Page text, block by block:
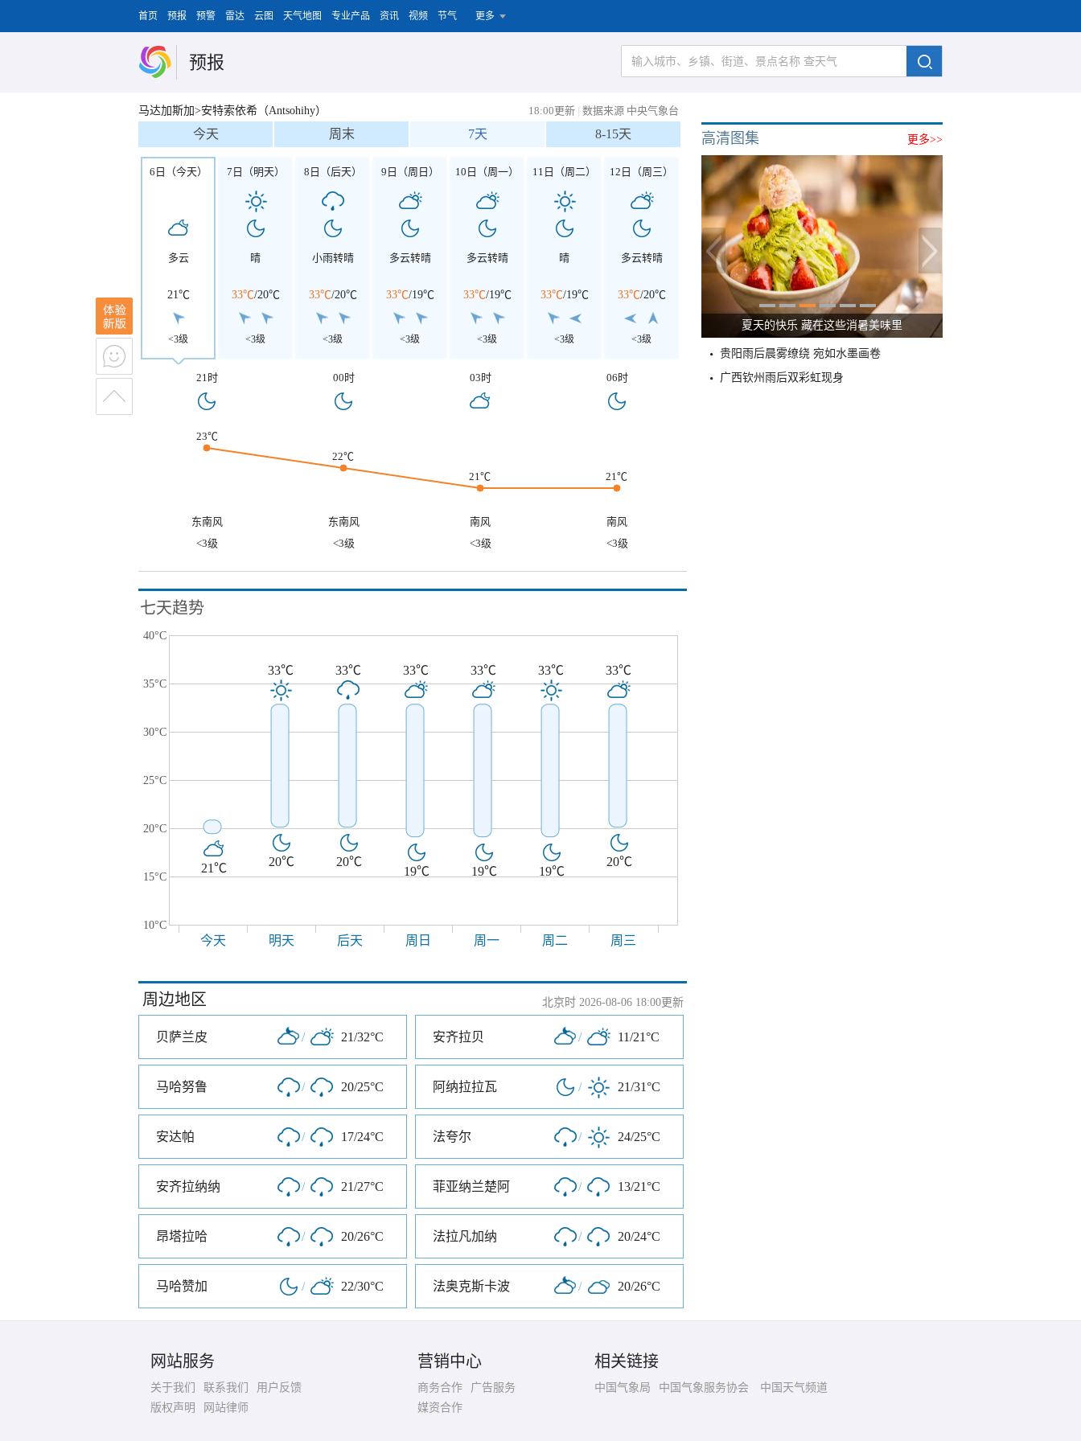
首页 预报 预警 雷达 云图 天气地图 专业产品 资讯 视频 节气 更多
预报
马达加斯加>安特索依希（Antsohihy） 18:00更新 | 数据来源 中央气象台
今天 周末 7天 8-15天
6日（今天）
多云
21℃
<3级
7日（明天）
晴
33℃/20℃
<3级
8日（后天）
小雨转晴
33℃/20℃
<3级
9日（周日）
多云转晴
33℃/19℃
<3级
10日（周一）
多云转晴
33℃/19℃
<3级
11日（周二）
晴
33℃/19℃
<3级
12日（周三）
多云转晴
33℃/20℃
<3级
21时 00时 03时 06时
23℃
22℃
21℃
21℃
东南风 东南风 南风
南风
<3级
<3级 <3级 <3级
七天趋势
40°C
35°C
30°C
25°C
20°C
15°C
10°C
21℃
33℃
20℃
33℃
20℃
33℃
19℃
33℃
19℃
33℃
19℃
33℃
20℃
今天 明天 后天 周日 周一 周二 周三
周边地区 北京时 2026-08-06 18:00更新
贝萨兰皮 / 21/32°C 安齐拉贝 / 11/21°C
马哈努鲁 / 20/25°C 阿纳拉拉瓦 / 21/31°C
安达帕 / 17/24°C 法夸尔 / 24/25°C
安齐拉纳纳 / 21/27°C 菲亚纳兰楚阿 / 13/21°C
昂塔拉哈 / 20/26°C 法拉凡加纳 / 20/24°C
马哈赞加 / 22/30°C 法奥克斯卡波 / 20/26°C
更多>>
高清图集
夏天的快乐 藏在这些消暑美味里
贵阳雨后晨雾缭绕 宛如水墨画卷
广西钦州雨后双彩虹现身
网站服务
关于我们 联系我们
用户反馈
版权声明
网站律师
营销中心
商务合作
广告服务
媒资合作
相关链接
中国气象局 中国气象服务协会 中国天气频道